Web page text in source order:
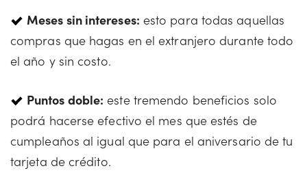
Meses sin intereses: esto para todas aquellas
compras que hagas en el extranjero durante todo
el año y sin costo.
Puntos doble: este tremendo beneficios solo
podrá hacerse efectivo el mes que estés de
cumpleaños al igual que para el aniversario de tu
tarjeta de crédito.